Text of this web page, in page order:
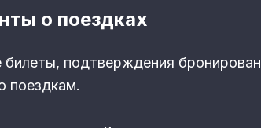
о поездках
билеты, подтверждения
поездкам.